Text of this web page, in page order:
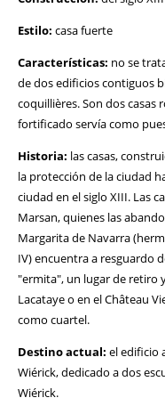
Estilo: casa fuerte
Características: no se
de dos edificios contiguos
coquillières. Son dos casas
fortificado servía como
Historia: las casas,
la protección de la ciudad
ciudad en el siglo XIII. Las
Marsan, quienes las
Margarita de Navarra
IV) encuentra a resguardo
"ermita", un lugar de retiro
Lacataye o en el Château
como cuartel.
Destino actual: el edificio
Wiérick, dedicado a dos
Wiérick.